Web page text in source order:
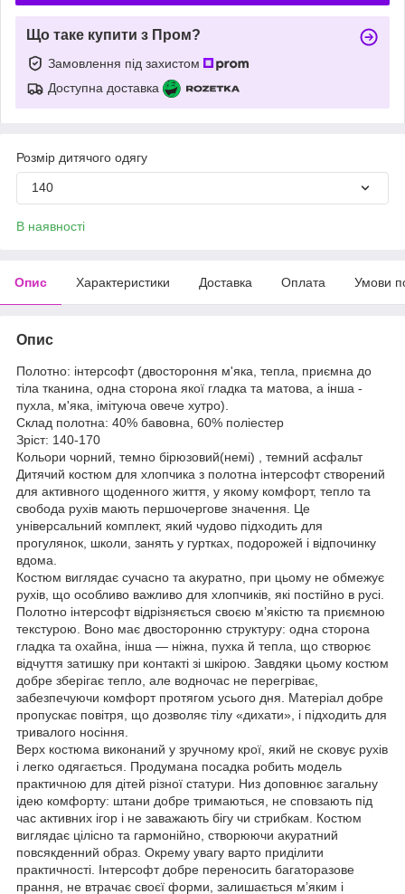
Що таке купити з Пром?
Замовлення під захистом
Доступна доставка
Розмір дитячого одягу
140
В наявності
Опис Характеристики Доставка Оплата Умови
Опис
Полотно: інтерсофт (двостороння м'яка, тепла, приємна до
тіла тканина, одна сторона якої гладка та матова, а інша -
пухла, м'яка, імітуюча овече хутро).
Склад полотна: 40% бавовна, 60% поліестер
Зріст: 140-170
Кольори чорний, темно бірюзовий(немі) , темний асфальт
Дитячий костюм для хлопчика з полотна інтерсофт створений
для активного щоденного життя, у якому комфорт, тепло та
свобода рухів мають першочергове значення. Це
універсальний комплект, який чудово підходить для
прогулянок, школи, занять у гуртках, подорожей і відпочинку
вдома.
Костюм виглядає сучасно та акуратно, при цьому не обмежує
рухів, що особливо важливо для хлопчиків, які постійно в русі.
Полотно інтерсофт відрізняється своєю м’якістю та приємною
текстурою. Воно має двосторонню структуру: одна сторона
гладка та охайна, інша — ніжна, пухка й тепла, що створює
відчуття затишку при контакті зі шкірою. Завдяки цьому костюм
добре зберігає тепло, але водночас не перегріває,
забезпечуючи комфорт протягом усього дня. Матеріал добре
пропускає повітря, що дозволяє тілу «дихати», і підходить для
тривалого носіння.
Верх костюма виконаний у зручному крої, який не сковує рухів
і легко одягається. Продумана посадка робить модель
практичною для дітей різної статури. Низ доповнює загальну
ідею комфорту: штани добре тримаються, не сповзають під
час активних ігор і не заважають бігу чи стрибкам. Костюм
виглядає цілісно та гармонійно, створюючи акуратний
повсякденний образ. Окрему увагу варто приділити
практичності. Інтерсофт добре переносить багаторазове
прання, не втрачає своєї форми, залишається м’яким і